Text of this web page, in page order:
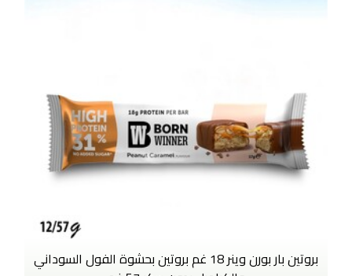
بروتين بار بورن وينر 18 غم بروتين بحشوة الفول السوداني